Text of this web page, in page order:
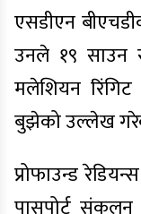
एसडीएन
उनले १९
मलेशियन
बुझेको उल्लेख
प्रोफाउन्ड